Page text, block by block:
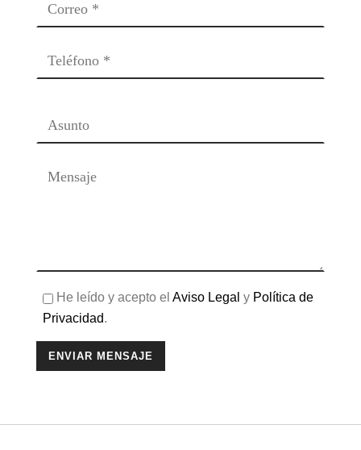
He leído y acepto el Aviso Legal y Política de
Privacidad.